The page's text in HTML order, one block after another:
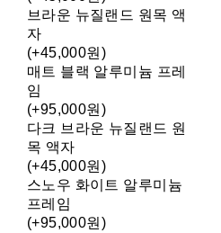
브라운 뉴질랜드 원목 액
자
(+45,000원)
매트 블랙 알루미늄 프레
임
(+95,000원)
다크 브라운 뉴질랜드 원
목 액자
(+45,000원)
스노우 화이트 알루미늄
프레임
(+95,000원)